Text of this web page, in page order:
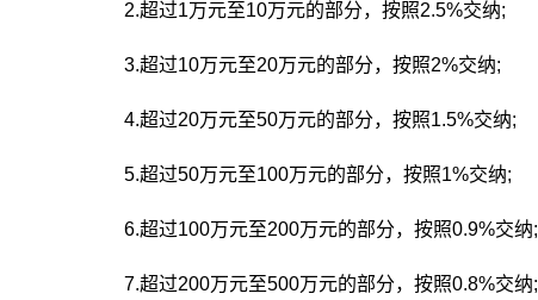
2.超过1万元至10万元的部分，按照2.5%交纳;
3.超过10万元至20万元的部分，按照2%交纳;
4.超过20万元至50万元的部分，按照1.5%交纳;
5.超过50万元至100万元的部分，按照1%交纳;
6.超过100万元至200万元的部分，按照0.9%交纳;
7.超过200万元至500万元的部分，按照0.8%交纳;